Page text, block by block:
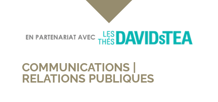
COMMUNICATIONS |
RELATIONS PUBLIQUES